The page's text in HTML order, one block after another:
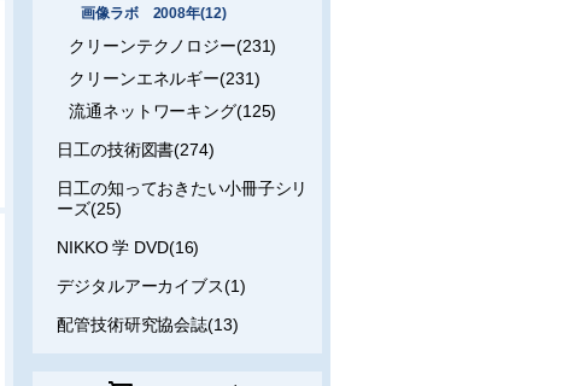
画像ラボ 2008年(12)
クリーンテクノロジー(231)
クリーンエネルギー(231)
流通ネットワーキング(125)
日工の技術図書(274)
日工の知っておきたい小冊子シリ
ーズ(25)
NIKKO 学 DVD(16)
デジタルアーカイブス(1)
配管技術研究協会誌(13)